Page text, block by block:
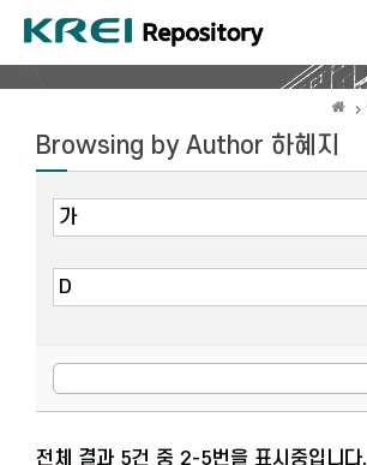
Browsing by Author 하혜지
전체 결과 5건 중 2-5번을 표시중입니다.